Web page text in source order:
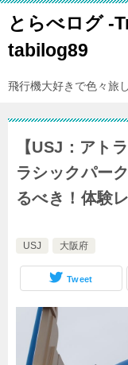
とらべログ
tabilog89
飛行機大好きで色々旅
【USJ：アト
ラシックパー
るべき！体験
USJ 大阪府
Tweet